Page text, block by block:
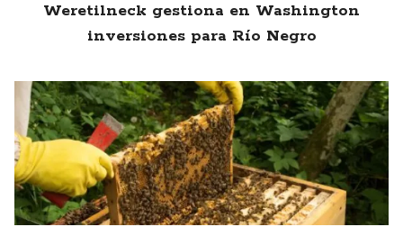
Weretilneck gestiona en Washington
inversiones para Río Negro